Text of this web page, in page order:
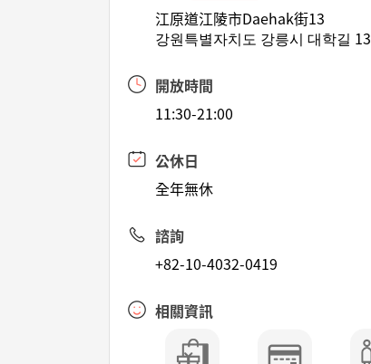
江原道江陵市Daehak街13
강원특별자치도 강릉시 대학길 13
開放時間
11:30-21:00
公休日
全年無休
諮詢
+82-10-4032-0419
相關資訊